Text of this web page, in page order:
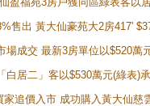
售出 黃大仙豪苑大2房417'
場成交 最新3房單位以$520萬
白居二」客以$530萬元(綠表)
追價入市 成功購入黃大仙